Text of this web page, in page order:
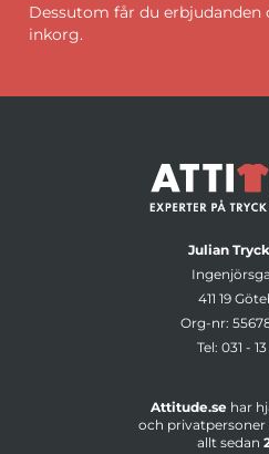
Dessutom får du
inkorg.
Julian
411 19
Org-nr:
Tel: 031 - 13
Attitude.se har
och
allt sedan